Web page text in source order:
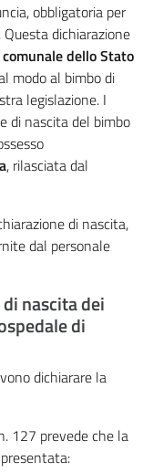
obbligatoria per
dichiarazione
dello Stato
modo al bimbo di
legislazione. I
di nascita del bimbo
, rilasciata dal
di nascita,
dal personale
nascita dei
di
dichiarare la
127 prevede che la